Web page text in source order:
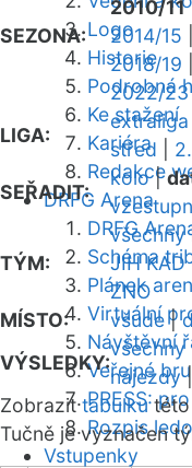
Logo
Historie
Podrobná
Ke stažení
Kariéra
Redakce
DRFG Arena
DRFG
Schéma
Plánek
Virtuální
Návštěvní
Veřejné
PRESS:
Rozpis
Vstupenky
SEZONA:
2010/11
2014/15
2018/19
2022/23
LIGA:
extraliga
střed
SEŘADIT:
kolo|
TÝM:
všechny
JIH KAD
ZNO
MÍSTO:
všude|
VÝSLEDKY:
všechny
nájezdy
Zobrazittabulkutéto
Tučně je vyznačen